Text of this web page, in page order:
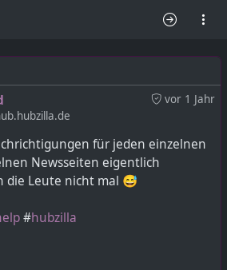
vor 1 Jahr
für jeden einzelnen
Newsseiten eigentlich
die Leute nicht mal 😅
#hubzilla